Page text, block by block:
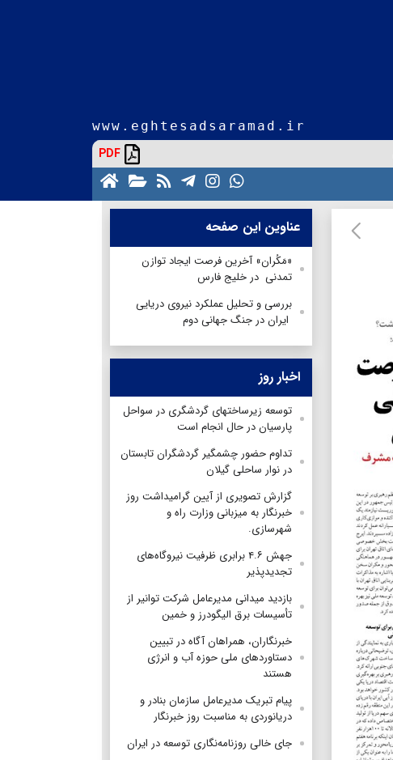
www.eghtesadsaramad.ir
PDF
عناوین این صفحه
«مَکُران» آخرین فرصت ایجاد توازن
تمدنی در خلیج فارس
بررسی و تحلیل عملکرد نیروی دریایی
ایران در جنگ جهانی دوم
اخبار روز
توسعه زیرساختهای گردشگری در سواحل
پارسیان در حال انجام است
تداوم حضور چشمگیر گردشگران تابستان
در نوار ساحلی گیلان
گزارش تصویری از آیین گرامیداشت روز
خبرنگار به میزبانی وزارت راه و
شهرسازی.
جهش ۴.۶ برابری ظرفیت نیروگاه‌های
تجدیدپذیر
بازدید میدانی مدیرعامل شرکت توانیر از
تأسیسات برق الیگودرز و خمین
خبرنگاران، همراهان آگاه در تبیین
دستاوردهای ملی حوزه آب و انرژی
هستند
پیام تبریک مدیرعامل سازمان بنادر و
دریانوردی به مناسبت روز خبرنگار
جای خالی روزنامه‌نگاری توسعه در ایران